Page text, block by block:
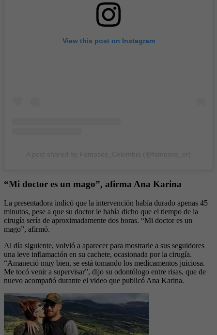
View this post on Instagram
“Mi doctor es un mago”, afirma Ana Karina
La presentadora indicó que la intervención había durado apenas 45
minutos, pese a que su doctor le había dicho que el tiempo de la
cirugía sería de aproximadamente dos horas. “Mi doctor es un
mago”, afirmó.
Al día siguiente, volvió a aparecer para mostrarle a sus seguidores
una leve inflamación en su cachete, ocasionada por la cirugía.
“Amaneció muy bien, se está tomando los medicamentos juiciosa.
Me tocó venir a supervisar”, dijo su odontólogo entre risas, que de
nuevo acompañó durante el video que publicó Ana Karina.